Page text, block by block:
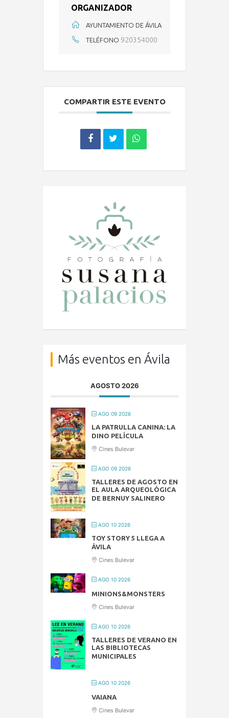
ORGANIZADOR
AYUNTAMIENTO DE ÁVILA
TELÉFONO 920354000
COMPARTIR ESTE EVENTO
Más eventos en Ávila
AGOSTO 2026
AGO 09 2026
LA PATRULLA CANINA: LA
DINO PELÍCULA
Cines Bulevar
AGO 09 2026
TALLERES DE AGOSTO EN
EL AULA ARQUEOLÓGICA
DE BERNUY SALINERO
AGO 10 2026
TOY STORY 5 LLEGA A
ÁVILA
Cines Bulevar
AGO 10 2026
MINIONS&MONSTERS
Cines Bulevar
AGO 10 2026
TALLERES DE VERANO EN
LAS BIBLIOTECAS
MUNICIPALES
AGO 10 2026
VAIANA
Cines Bulevar